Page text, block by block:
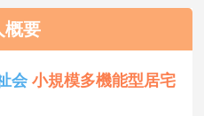
概要
会小規模多機能型居宅